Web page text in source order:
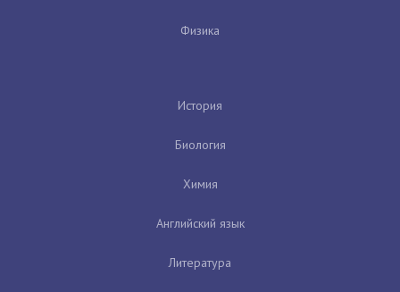
Физика
История
Биология
Химия
Английский язык
Литература